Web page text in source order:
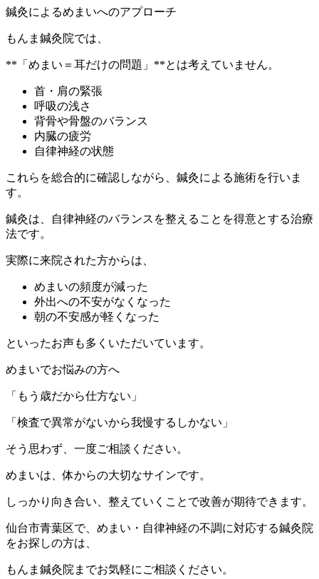
鍼灸によるめまいへのアプローチ
もんま鍼灸院では、
**「めまい＝耳だけの問題」**とは考えていません。
首・肩の緊張
呼吸の浅さ
背骨や骨盤のバランス
内臓の疲労
自律神経の状態
これらを総合的に確認しながら、鍼灸による施術を行いま
す。
鍼灸は、自律神経のバランスを整えることを得意とする治療
法です。
実際に来院された方からは、
めまいの頻度が減った
外出への不安がなくなった
朝の不安感が軽くなった
といったお声も多くいただいています。
めまいでお悩みの方へ
「もう歳だから仕方ない」
「検査で異常がないから我慢するしかない」
そう思わず、一度ご相談ください。
めまいは、体からの大切なサインです。
しっかり向き合い、整えていくことで改善が期待できます。
仙台市青葉区で、めまい・自律神経の不調に対応する鍼灸院
をお探しの方は、
もんま鍼灸院までお気軽にご相談ください。